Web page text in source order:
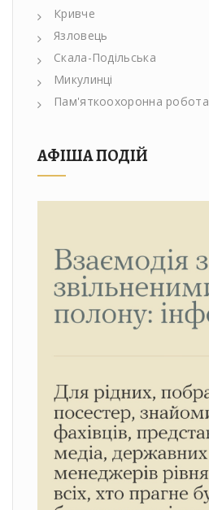
Кривче
Язловець
Скала-Подільська
Микулинці
Пам'яткоохоронна робота
АФІША ПОДІЙ